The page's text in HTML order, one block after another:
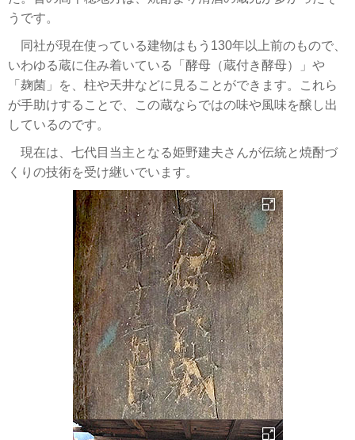
うです。
同社が現在使っている建物はもう130年以上前のもので、
いわゆる蔵に住み着いている「酵母（蔵付き酵母）」や
「麹菌」を、柱や天井などに見ることができます。これら
が手助けすることで、この蔵ならではの味や風味を醸し出
しているのです。
現在は、七代目当主となる姫野建夫さんが伝統と焼酎づ
くりの技術を受け継いでいます。